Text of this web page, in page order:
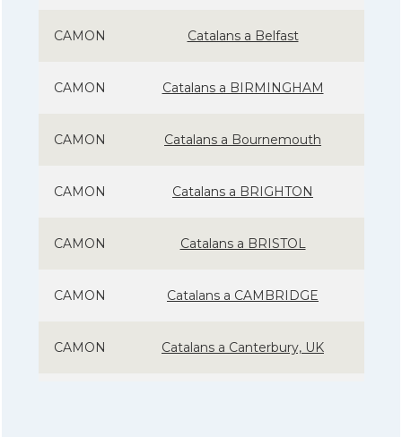
CAMON Catalans a Belfast
CAMON Catalans a BIRMINGHAM
CAMON Catalans a Bournemouth
CAMON Catalans a BRIGHTON
CAMON Catalans a BRISTOL
CAMON Catalans a CAMBRIDGE
CAMON Catalans a Canterbury, UK